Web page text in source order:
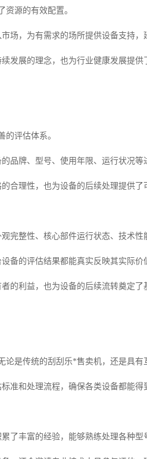
资源的有效配置。
场，为有需求的场所提供设备支持，
发展的理念，也为行业健康发展提供
的评估体系。
品牌、型号、使用年限、运行状况等
合理性，也为设备的后续处理提供了
完整性、核心部件运行状态、技术性
备的评估结果都能真实反映其实际价
的利益，也为设备的后续流转奠定了
论是传统的刮刮乐*售卖机，还是具有
准和处理流程，确保各类设备都能得
了丰富的经验，能够熟练处理各种型